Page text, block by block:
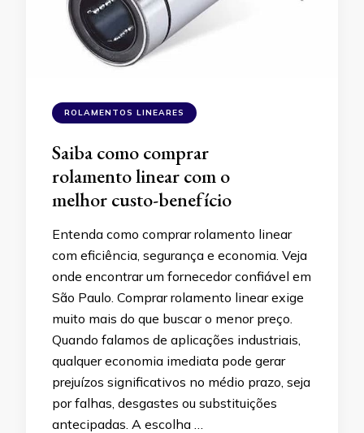
ROLAMENTOS LINEARES
Saiba como comprar
rolamento linear com o
melhor custo-benefício
Entenda como comprar rolamento linear
com eficiência, segurança e economia. Veja
onde encontrar um fornecedor confiável em
São Paulo. Comprar rolamento linear exige
muito mais do que buscar o menor preço.
Quando falamos de aplicações industriais,
qualquer economia imediata pode gerar
prejuízos significativos no médio prazo, seja
por falhas, desgastes ou substituições
antecipadas. A escolha …